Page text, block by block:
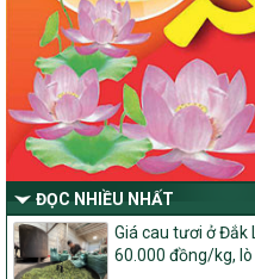
xã hội vùng đồng bào dân
-2030 tỉnh Nghệ An
Thông tư Số 23/2026/TT-
Thông tư Hướng dẫn thực
mục tiêu quốc gia xây dựng
vững và phát triển kinh tế –
số và miền núi giai đoạn
nước của Bộ Nông nghiệp và
Quyết định số: 26/2026/
Quyết định ban hành Bộ tiêu
sản phẩm Mỗi xã một sản
ĐỌC NHIỀU NHẤT
Giá cau tươi ở Đắk
60.000 đồng/kg,